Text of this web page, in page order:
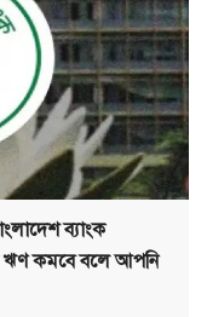
ব্যাংক
ঋণ কমবে বলে আপনি